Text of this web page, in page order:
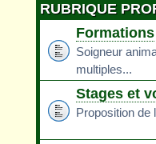
RUBRIQUE
Formations
Soigneur
multiples...
Stages et
Proposition de